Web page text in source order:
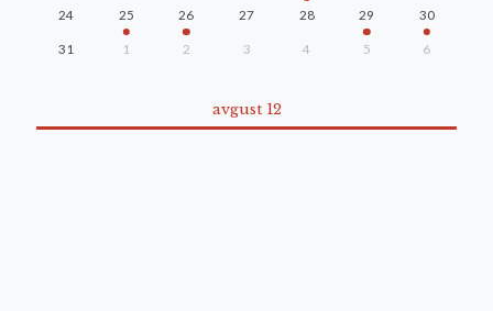
24 25 26 27 28 29 30
31 1 2 3 4 5 6
avgust 12